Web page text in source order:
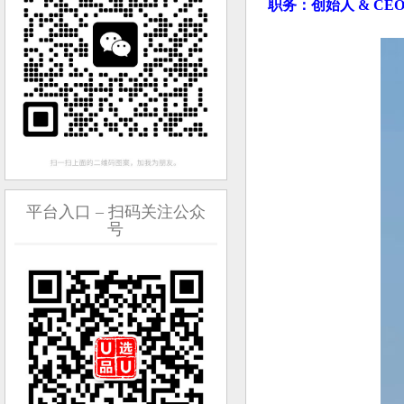
职务：创始人 & CEO
平台入口 – 扫码关注公众
号